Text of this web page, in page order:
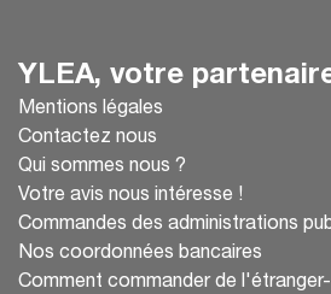
YLEA, votre
Mentions légales
Contactez nous
Qui sommes nous ?
Votre avis nous intéresse !
Commandes des administrations
Nos coordonnées bancaires
Comment commander de